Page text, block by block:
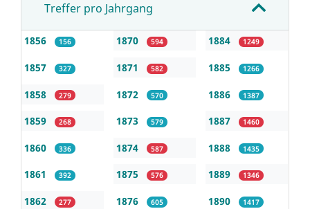
Treffer pro Jahrgang
1856 156
1857 327
1858 279
1859 268
1860 336
1861 392
1862 277
1870 594
1871 582
1872 570
1873 579
1874 587
1875 576
1876 605
1884 1249
1885 1266
1886 1387
1887 1460
1888 1435
1889 1346
1890 1417